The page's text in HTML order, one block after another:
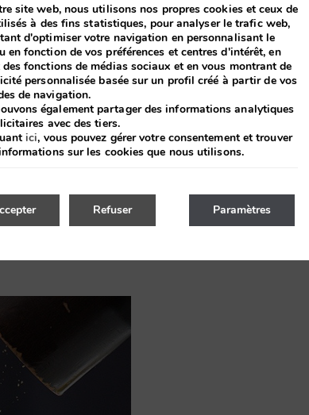
de
Time
site web, nous utilisons nos propres cookies et ceux de
à des fins statistiques, pour analyser le trafic web,
d'optimiser votre navigation en personnalisant le
en fonction de vos préférences et centres d'intérêt, en
fonctions de médias sociaux et en vous montrant de
personnalisée basée sur un profil créé à partir de vos
de navigation.
également partager des informations analytiques
avec des tiers.
ici, vous pouvez gérer votre consentement et trouver
sur les cookies que nous utilisons.
Paramètres
Refuser